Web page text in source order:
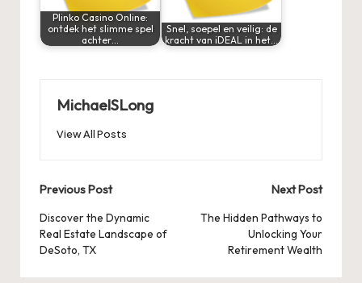
Plinko Casino Online:
ontdek het slimme spel
achter…
Snel, soepel en veilig: de
kracht van iDEAL in het…
MichaelSLong
View All Posts
Post
navigation
Previous Post
Discover the Dynamic
Real Estate Landscape of
DeSoto, TX
Next Post
The Hidden Pathways to
Unlocking Your
Retirement Wealth